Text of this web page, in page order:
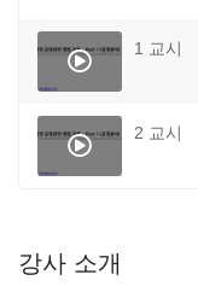
1 교시
2 교시
강사 소개